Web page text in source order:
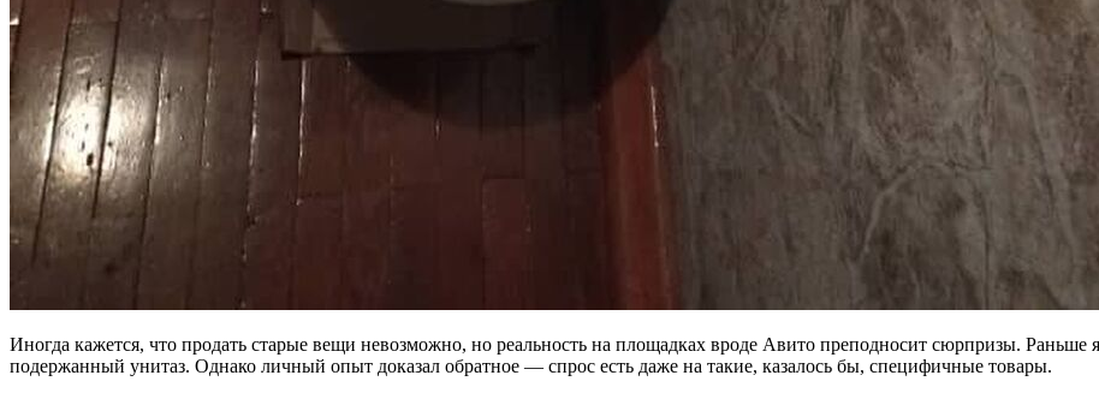
Иногда кажется, что продать старые вещи невозможно, но реальность на площадках вроде Авито преподносит сюрпризы. Раньше я
подержанный унитаз. Однако личный опыт доказал обратное — спрос есть даже на такие, казалось бы, специфичные товары.